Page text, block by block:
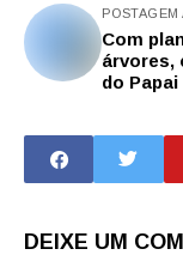
POSTAGEM
Com
árvores,
do Papai
e
DEIXE UM